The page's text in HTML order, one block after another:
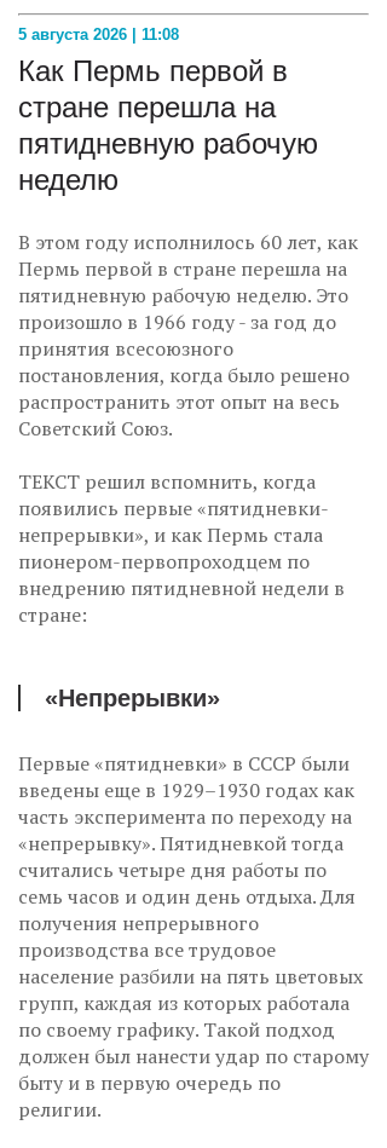
5 августа 2026 | 11:08
Как Пермь первой в
стране перешла на
пятидневную рабочую
неделю
В этом году исполнилось 60 лет, как
Пермь первой в стране перешла на
пятидневную рабочую неделю. Это
произошло в 1966 году - за год до
принятия всесоюзного
постановления, когда было решено
распространить этот опыт на весь
Советский Союз.
ТЕКСТ решил вспомнить, когда
появились первые «пятидневки-
непрерывки», и как Пермь стала
пионером-первопроходцем по
внедрению пятидневной недели в
стране:
«Непрерывки»
Первые «пятидневки» в СССР были
введены еще в 1929–1930 годах как
часть эксперимента по переходу на
«непрерывку». Пятидневкой тогда
считались четыре дня работы по
семь часов и один день отдыха. Для
получения непрерывного
производства все трудовое
население разбили на пять цветовых
групп, каждая из которых работала
по своему графику. Такой подход
должен был нанести удар по старому
быту и в первую очередь по
религии.